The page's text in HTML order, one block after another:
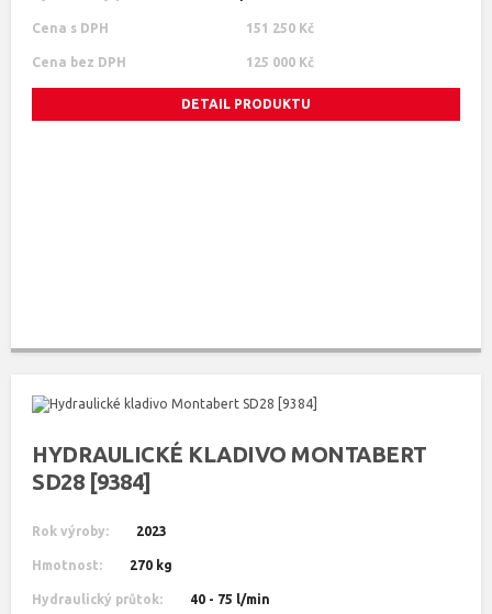
Cena s DPH 151 250 Kč
Cena bez DPH 125 000 Kč
DETAIL PRODUKTU
HYDRAULICKÉ KLADIVO MONTABERT
SD28 [9384]
Rok výroby: 2023
Hmotnost: 270 kg
Hydraulický průtok: 40 - 75 l/min